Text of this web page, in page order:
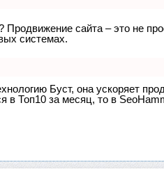
Продвижение сайта – это не
системах.
Буст, она ускоряет
в Топ10 за месяц, то в